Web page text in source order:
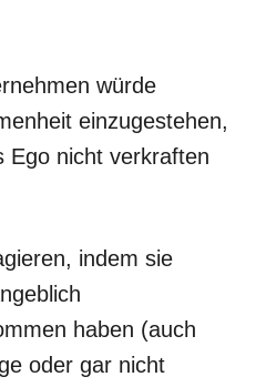
würde
einzugestehen,
Ego nicht verkraften
indem sie
haben (auch
oder gar nicht